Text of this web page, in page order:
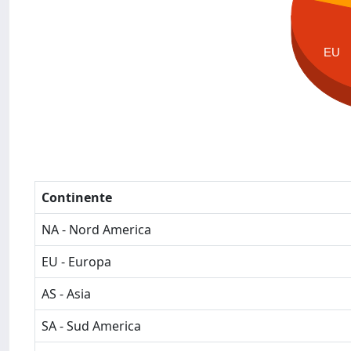
EU
Continente
NA - Nord America
EU - Europa
AS - Asia
SA - Sud America